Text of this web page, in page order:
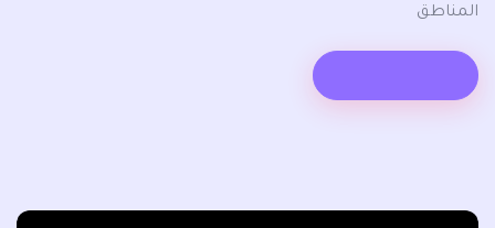
المناطق